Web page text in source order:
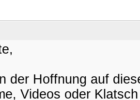
der Hoffnung auf
Videos oder